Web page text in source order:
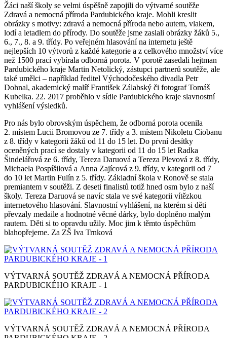
Žáci naší školy se velmi úspěšně zapojili do výtvarné soutěže
Zdravá a nemocná příroda Pardubického kraje. Mohli kreslit
obrázky s motivy: zdravá a nemocná příroda nebo autem, vlakem,
lodí a letadlem do přírody. Do soutěže jsme zaslali obrázky žáků 5.,
6., 7., 8. a 9. třídy. Po veřejném hlasování na internetu ještě
nejlepších 10 výtvorů z každé kategorie a z celkového množství více
než 1500 prací vybírala odborná porota. V porotě zasedali hejtman
Pardubického kraje Martin Netolický, zástupci partnerů soutěže, ale
také umělci – například ředitel Východočeského divadla Petr
Dohnal, akademický malíř František Zálabský či fotograf Tomáš
Kubelka. 22. 2017 proběhlo v sídle Pardubického kraje slavnostní
vyhlášení výsledků.
Pro nás bylo obrovským úspěchem, že odborná porota ocenila
2. místem Lucii Bromovou ze 7. třídy a 3. místem Nikoletu Ciobanu
z 8. třídy v kategorii žáků od 11 do 15 let. Do první desítky
oceněných prací se dostaly v kategorii od 11 do 15 let Radka
Šindelářová ze 6. třídy, Tereza Daruová a Tereza Plevová z 8. třídy,
Michaela Pospíšilová a Anna Zajícová z 9. třídy, v kategorii od 7
do 10 let Martin Fulín z 5. třídy. Základní škola v Ronově se stala
premiantem v soutěži. Z deseti finalistů totiž hned osm bylo z naší
školy. Tereza Daruová se navíc stala ve své kategorii vítězkou
internetového hlasování. Slavnostní vyhlášení, na kterém si děti
převzaly medaile a hodnotné věcné dárky, bylo doplněno malým
rautem. Děti si to opravdu užily. Moc jim k těmto úspěchům
blahopřejeme. Za ZŠ Iva Trnková
VÝTVARNÁ SOUTĚŽ ZDRAVÁ A NEMOCNÁ PŘÍRODA
PARDUBICKÉHO KRAJE - 1
VÝTVARNÁ SOUTĚŽ ZDRAVÁ A NEMOCNÁ PŘÍRODA